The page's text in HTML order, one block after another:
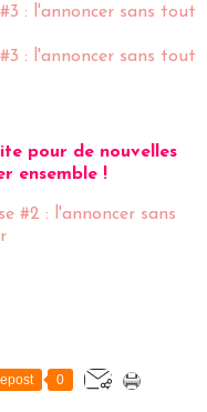
pour de nouvelles
ensemble !
0